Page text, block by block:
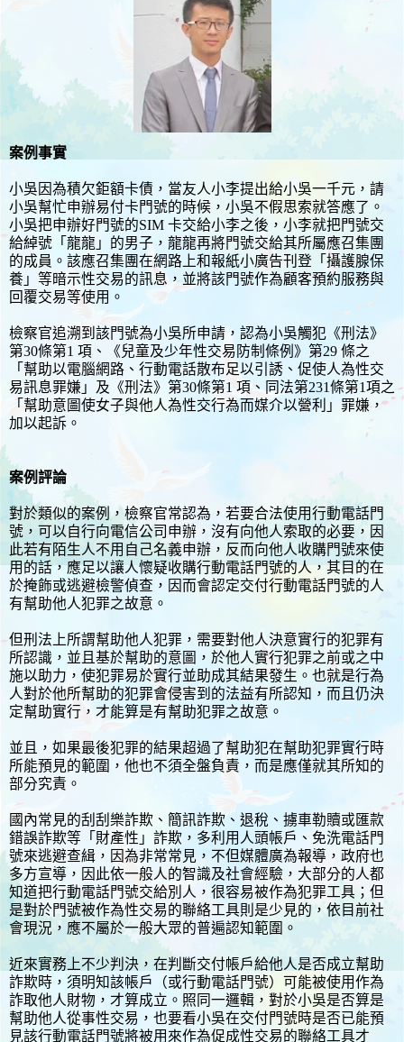
案例事實
小吳因為積欠鉅額卡債，當友人小李提出給小吳一千元，請
小吳幫忙申辦易付卡門號的時候，小吳不假思索就答應了。
小吳把申辦好門號的SIM 卡交給小李之後，小李就把門號交
給綽號「龍龍」的男子，龍龍再將門號交給其所屬應召集團
的成員。該應召集團在網路上和報紙小廣告刊登「攝護腺保
養」等暗示性交易的訊息，並將該門號作為顧客預約服務與
回覆交易等使用。
檢察官追溯到該門號為小吳所申請，認為小吳觸犯《刑法》
第30條第1 項、《兒童及少年性交易防制條例》第29 條之
「幫助以電腦網路、行動電話散布足以引誘、促使人為性交
易訊息罪嫌」及《刑法》第30條第1 項、同法第231條第1項之
「幫助意圖使女子與他人為性交行為而媒介以營利」罪嫌，
加以起訴。
案例評論
對於類似的案例，檢察官常認為，若要合法使用行動電話門
號，可以自行向電信公司申辦，沒有向他人索取的必要，因
此若有陌生人不用自己名義申辦，反而向他人收購門號來使
用的話，應足以讓人懷疑收購行動電話門號的人，其目的在
於掩飾或逃避檢警偵查，因而會認定交付行動電話門號的人
有幫助他人犯罪之故意。
但刑法上所謂幫助他人犯罪，需要對他人決意實行的犯罪有
所認識，並且基於幫助的意圖，於他人實行犯罪之前或之中
施以助力，使犯罪易於實行並助成其結果發生。也就是行為
人對於他所幫助的犯罪會侵害到的法益有所認知，而且仍決
定幫助實行，才能算是有幫助犯罪之故意。
並且，如果最後犯罪的結果超過了幫助犯在幫助犯罪實行時
所能預見的範圍，他也不須全盤負責，而是應僅就其所知的
部分究責。
國內常見的刮刮樂詐欺、簡訊詐欺、退稅、擄車勒贖或匯款
錯誤詐欺等「財產性」詐欺，多利用人頭帳戶、免洗電話門
號來逃避查緝，因為非常常見，不但媒體廣為報導，政府也
多方宣導，因此依一般人的智識及社會經驗，大部分的人都
知道把行動電話門號交給別人，很容易被作為犯罪工具；但
是對於門號被作為性交易的聯絡工具則是少見的，依目前社
會現況，應不屬於一般大眾的普遍認知範圍。
近來實務上不少判決，在判斷交付帳戶給他人是否成立幫助
詐欺時，須明知該帳戶（或行動電話門號）可能被使用作為
詐取他人財物，才算成立。照同一邏輯，對於小吳是否算是
幫助他人從事性交易，也要看小吳在交付門號時是否已能預
見該行動電話門號將被用來作為促成性交易的聯絡工具才